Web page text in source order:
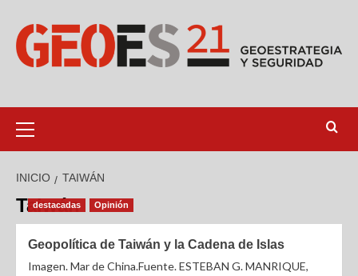
INICIO TAIWÁN
Taiwán
destacadas Opinión
Geopolítica de Taiwán y la Cadena de Islas
Imagen. Mar de China.Fuente. ESTEBAN G. MANRIQUE,